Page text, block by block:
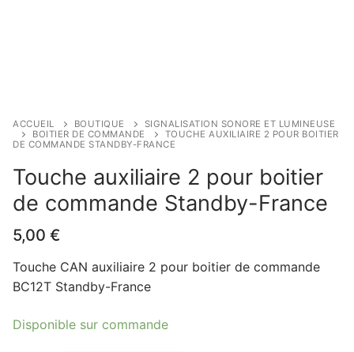
ACCUEIL BOUTIQUE
SIGNALISATION SONORE ET LUMINEUSE
BOITIER DE COMMANDE
TOUCHE AUXILIAIRE 2 POUR BOITIER
DE COMMANDE STANDBY-FRANCE
Touche auxiliaire 2 pour boitier
de commande Standby-France
5,00 €
Touche CAN auxiliaire 2 pour boitier de commande
BC12T Standby-France
Disponible sur commande